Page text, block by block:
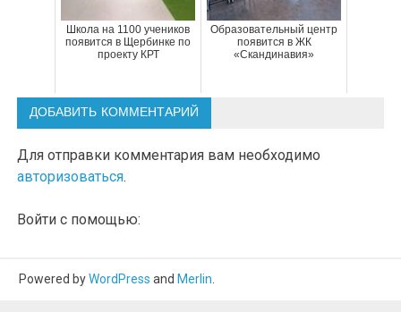
Школа на 1100 учеников
появится в Щербинке по
проекту КРТ
Образовательный центр
появится в ЖК
«Скандинавия»
ДОБАВИТЬ КОММЕНТАРИЙ
Для отправки комментария вам необходимо
авторизоваться.
Войти с помощью:
Powered byWordPress and Merlin